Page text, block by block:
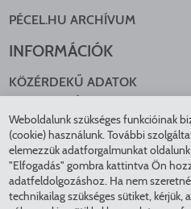
PÉCEL.HU ARCHÍVUM
INFORMÁCIÓK
KÖZÉRDEKŰ ADATOK
KÖZLEKEDÉS
ADATKEZELÉS
ÁTLÁTHATÓ ÖNKORMÁNYZAT
COOKIE BEÁLLÍTÁSOK
Weboldalunk szükséges funkcióinak
(cookie) használunk. További
elemezzük adatforgalmunkat
"Elfogadás" gombra kattintva Ön
adatfeldolgozáshoz. Ha nem
technikailag szükséges sütiket,